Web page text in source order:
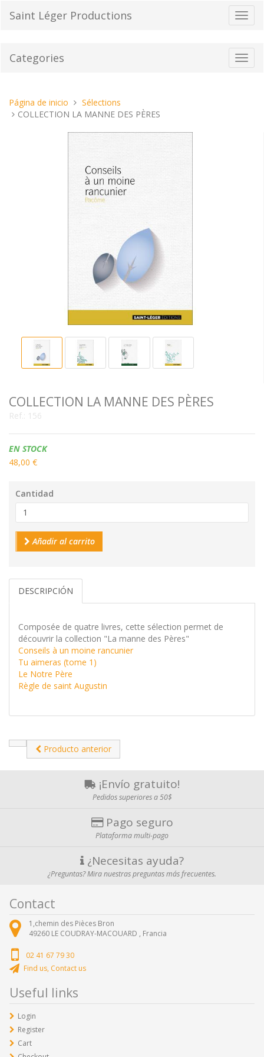
el
de
Saint Léger Productions
Categories
Estas
aquí:
Página de inicio
Sélections
COLLECTION LA MANNE DES PÈRES
COLLECTION LA MANNE DES PÈRES
Ref.: 156
Disponibilidad:
EN STOCK
48,00 €
Cantidad
Añadir al carrito
DESCRIPCIÓN
Composée de quatre livres, cette sélection permet de
découvrir la collection "La manne des Pères"
Conseils à un moine rancunier
Tu aimeras (tome 1)
Le Notre Père
Règle de saint Augustin
Producto anterior
¡Envío gratuito!
Pedidos superiores a 50$
Pago seguro
Plataforma multi-pago
¿Necesitas ayuda?
¿Preguntas? Mira nuestras preguntas más frecuentes.
Contact
1,chemin des Pièces Bron
49260 LE COUDRAY-MACOUARD , Francia
02 41 67 79 30
Find us, Contact us
Useful links
Login
Register
Cart